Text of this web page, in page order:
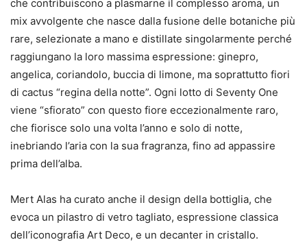
che contribuiscono a plasmarne il complesso aroma, un
mix avvolgente che nasce dalla fusione delle botaniche più
rare, selezionate a mano e distillate singolarmente perché
raggiungano la loro massima espressione: ginepro,
angelica, coriandolo, buccia di limone, ma soprattutto fiori
di cactus “regina della notte”. Ogni lotto di Seventy One
viene “sfiorato” con questo fiore eccezionalmente raro,
che fiorisce solo una volta l’anno e solo di notte,
inebriando l’aria con la sua fragranza, fino ad appassire
prima dell’alba.
Mert Alas ha curato anche il design della bottiglia, che
evoca un pilastro di vetro tagliato, espressione classica
dell’iconografia Art Deco, e un decanter in cristallo.